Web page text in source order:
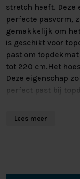
stretch heeft. Deze
perfecte pasvorm,
gemakkelijk om
is geschikt voor
past om
tot 220 cm.Het
Deze eigenschap
perfect past bij
kan gewassen
Lees meer